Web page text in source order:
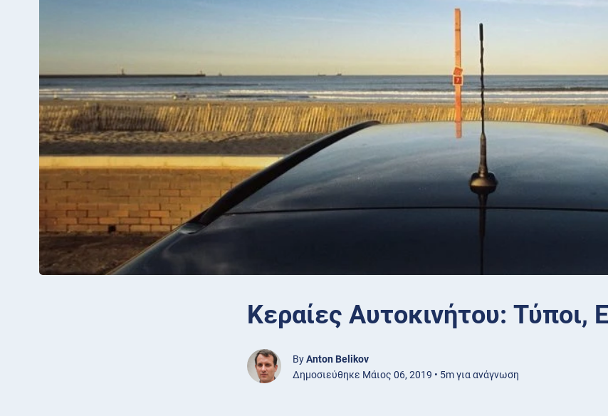
Κεραίες Αυτοκινήτου: Τύποι,
ByAnton Belikov
Δημοσιεύθηκε Μάιος 06, 2019 • 5m για ανάγνωση